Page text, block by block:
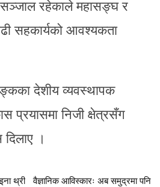
सञ्जाल रहेकाले महासङ्घ र
सहकार्यको आवश्यकता
देशीय व्यवस्थापक
प्रयासमा निजी क्षेत्रसँग
दिलाए ।
थ्री
वैज्ञानिक आविस्कारः अब समुद्रमा पनि